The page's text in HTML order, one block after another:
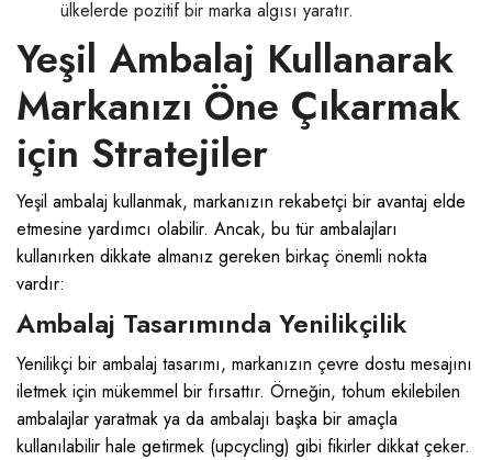
ülkelerde pozitif bir marka algısı yaratır.
Yeşil Ambalaj Kullanarak
Markanızı Öne Çıkarmak
için Stratejiler
Yeşil ambalaj kullanmak, markanızın rekabetçi bir avantaj elde
etmesine yardımcı olabilir. Ancak, bu tür ambalajları
kullanırken dikkate almanız gereken birkaç önemli nokta
vardır:
Ambalaj Tasarımında Yenilikçilik
Yenilikçi bir ambalaj tasarımı, markanızın çevre dostu mesajını
iletmek için mükemmel bir fırsattır. Örneğin, tohum ekilebilen
ambalajlar yaratmak ya da ambalajı başka bir amaçla
kullanılabilir hale getirmek (upcycling) gibi fikirler dikkat çeker.